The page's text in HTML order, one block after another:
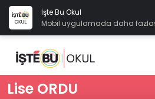
İşte Bu Okul
Mobil uygulamada daha
Lise ORDU